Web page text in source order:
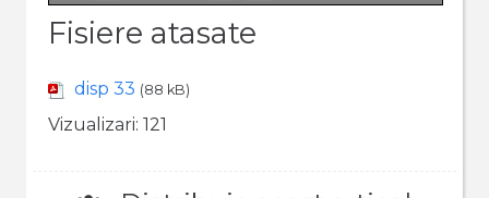
Fisiere atasate
disp 33 (88 kB)
Vizualizari: 121